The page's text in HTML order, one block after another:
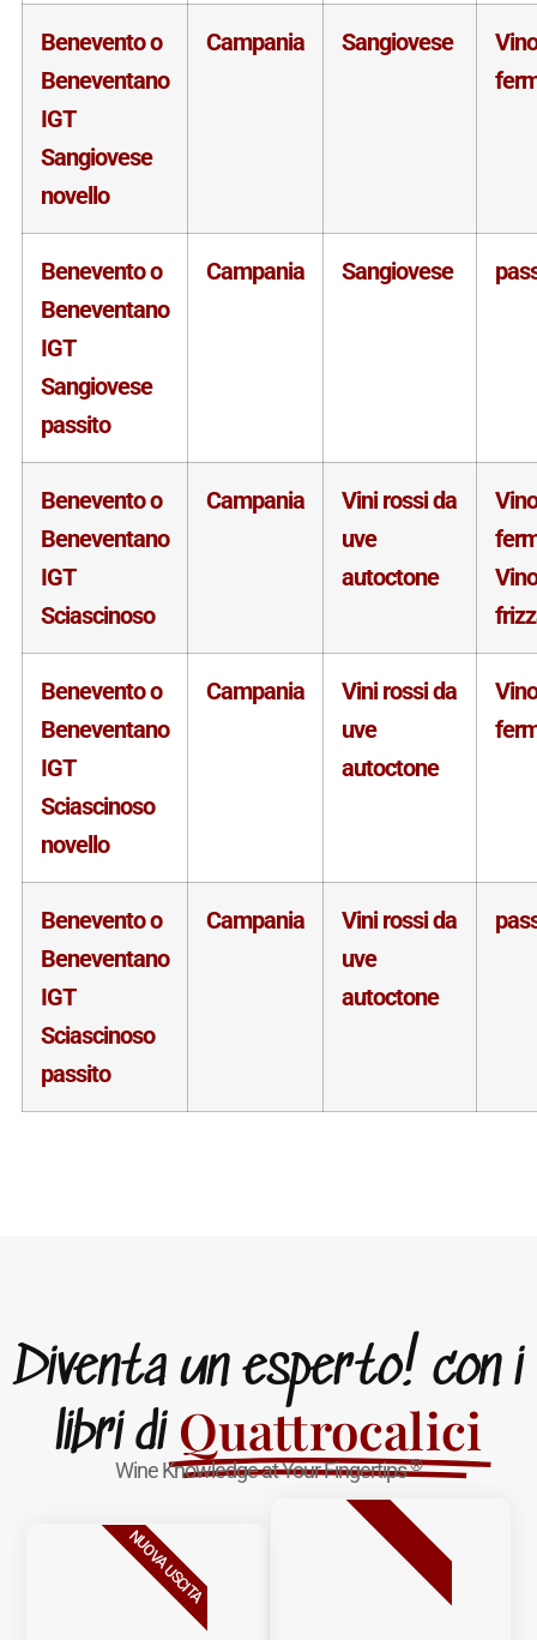
Benevento o
Beneventano
IGT
Sangiovese
novello
Campania Sangiovese
Vino
Benevento o
Beneventano
IGT
Sangiovese
passito
Campania Sangiovese
Benevento o
Beneventano
IGT
Sciascinoso
Campania
Vini rossi da
uve
autoctone
Vino
Vino
Benevento o
Beneventano
IGT
Sciascinoso
novello
Campania
Vini rossi da
uve
autoctone
Vino
Benevento o
Beneventano
IGT
Sciascinoso
passito
Campania
Vini rossi da
uve
autoctone
Diventa un esperto! con i
libri di Quattrocalici
Wine Knowledge at Your Fingertips®
NUOVA USCITA BESTSELLER